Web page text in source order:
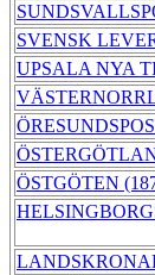
SVENSK
UPSALA NYA
ÖSTGÖTEN